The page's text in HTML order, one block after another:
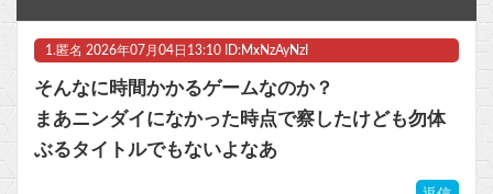
【ラブライブ！】ハマダ歌謡祭に降幡愛さんが出演他
【トミカ ジョブレイバー】「ライジングポリスブレイバーZERO デカライドアーマー 黒バイDXセット」【本日発売】他
ニンテンドーダイレクトってやる意味あるの？
1. 匿名 2026年07月04日13:10 ID:MxNzAyNzI
そんなに時間かかるゲームなのか？
まあニンダイになかった時点で察したけども勿体
ぶるタイトルでもないよなあ